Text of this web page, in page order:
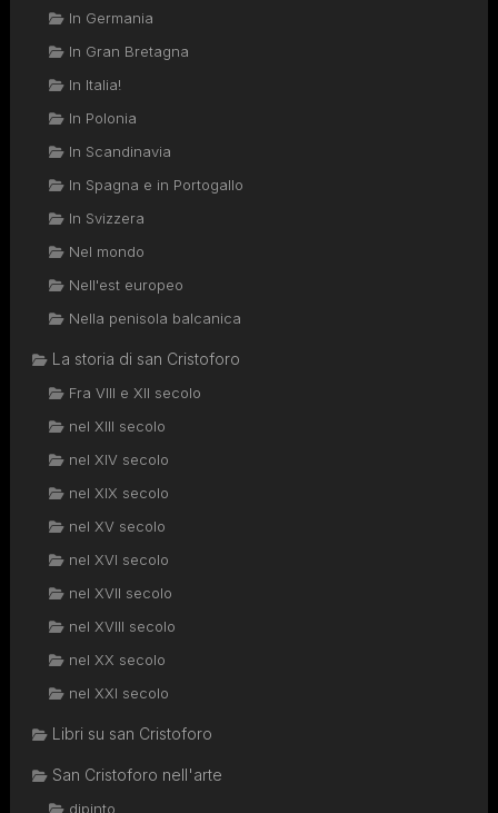
In Germania
In Gran Bretagna
In Italia!
In Polonia
In Scandinavia
In Spagna e in Portogallo
In Svizzera
Nel mondo
Nell'est europeo
Nella penisola balcanica
La storia di san Cristoforo
Fra VIII e XII secolo
nel XIII secolo
nel XIV secolo
nel XIX secolo
nel XV secolo
nel XVI secolo
nel XVII secolo
nel XVIII secolo
nel XX secolo
nel XXI secolo
Libri su san Cristoforo
San Cristoforo nell'arte
dipinto